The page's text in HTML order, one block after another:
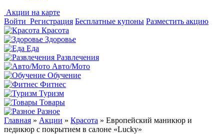
Акции на карте
Войти Регистрация Бесплатные купоны Разместить акцию
Красота
Здоровье
Еда
Развлечения
Авто/Мото
Обучение
Фитнес
Туризм
Товары
Разное
Главная » Акции » Красота » Европейский маникюр и
педикюр с покрытием в салоне «Lucky»